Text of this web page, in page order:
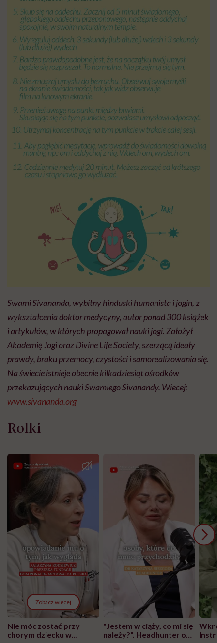
Swami Sivananda, wybitny hinduski humanista i jogin, z
wykształcenia doktor medycyny, autor ponad 300 książek
i artykułów, w których propagował nauki jogi. Założył
Akademię Jogi oraz Divine Life Society, szerzącą ideały
prawdy, braku przemocy, czystości i samorealizowania się.
Na świecie istnieje obecnie kilkadziesiąt ośrodków
przekazujących nauki Swamiego Sivanandy. Wiecej:
www.sivananda.org
Rolki
Zobacz więcej
Nie móc zostać przy
chorym dziecku w
"Jestem w ciąży, co mi się
należy?". Headhunter o